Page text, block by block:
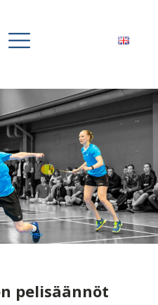
pelisäännöt